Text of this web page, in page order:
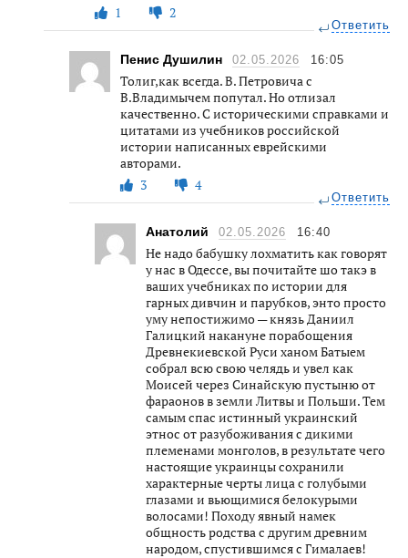
1
2
Ответить
Пенис Душилин 02.05.2026 16:05
Толиг,как всегда. В. Петровича с
В.Владимычем попутал. Но отлизал
качественно. С историческими справками и
цитатами из учебников российской
истории написанных еврейскими
авторами.
3
4
Ответить
Анатолий 02.05.2026 16:40
Не надо бабушку лохматить как говорят
у нас в Одессе, вы почитайте шо такэ в
ваших учебниках по истории для
гарных дивчин и парубков, энто просто
уму непостижимо — князь Даниил
Галицкий накануне порабощения
Древнекиевской Руси ханом Батыем
собрал всю свою челядь и увел как
Моисей через Синайскую пустыню от
фараонов в земли Литвы и Польши. Тем
самым спас истинный украинский
этнос от разубоживания с дикими
племенами монголов, в результате чего
настоящие украинцы сохранили
характерные черты лица с голубыми
глазами и вьющимися белокурыми
волосами! Походу явный намек
общность родства с другим древним
народом, спустившимся с Гималаев!